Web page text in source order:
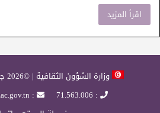
اقرأ المزيد
وزارة الشؤون الثقافية | ©2026 جميع الحقوق محفوظة
: 71.563.006
: contact.culture@mac.gov.tn